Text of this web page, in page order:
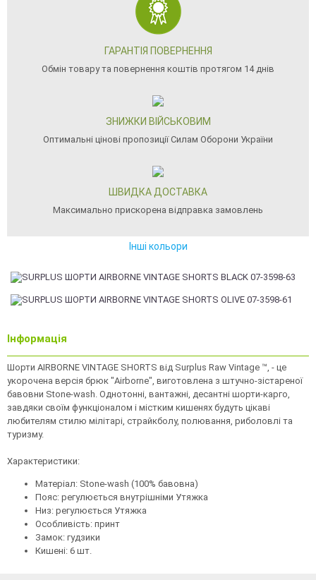
ГАРАНТІЯ ПОВЕРНЕННЯ
Обмін товару та повернення коштів протягом 14 днів
ЗНИЖКИ ВІЙСЬКОВИМ
Оптимальні цінові пропозиції Силам Оборони України
ШВИДКА ДОСТАВКА
Максимально прискорена відправка замовлень
Інші кольори
Інформація
Шорти AIRBORNE VINTAGE SHORTS від Surplus Raw Vintage ™, - це
укорочена версія брюк "Airborne", виготовлена з штучно-зістареної
бавовни Stone-wash. Однотонні, вантажні, десантні шорти-карго,
завдяки своїм функціоналом і містким кишенях будуть цікаві
любителям стилю мілітарі, страйкболу, полювання, риболовлі та
туризму.
Характеристики:
Матеріал: Stone-wash (100% бавовна)
Пояс: регулюється внутрішніми Утяжка
Низ: регулюється Утяжка
Особливість: принт
Замок: гудзики
Кишені: 6 шт.